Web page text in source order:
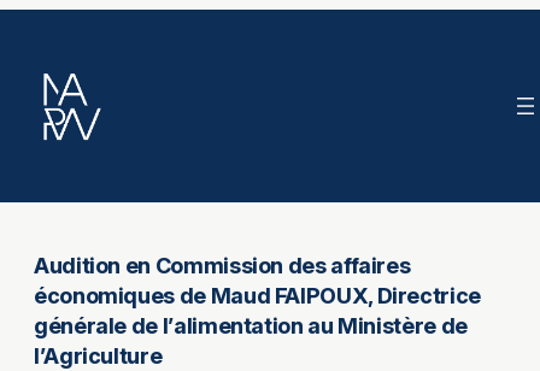
contenu
Audition en Commission des affaires
économiques de Maud FAIPOUX, Directrice
générale de l’alimentation au Ministère de
l’Agriculture